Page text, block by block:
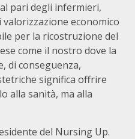
pari degli infermieri,
economico
per la ricostruzione del
come il nostro dove la
di conseguenza,
significa offrire
alla sanità, ma alla
del Nursing Up.